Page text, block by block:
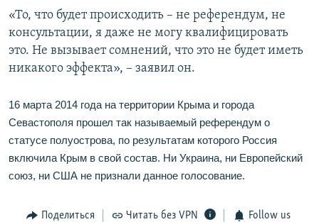
«То, что будет происходить – не референдум, не
консультации, я даже не могу квалифицировать
это. Не вызывает сомнений, что это не будет иметь
никакого эффекта», – заявил он.
16 марта 2014 года на территории Крыма и города
Севастополя прошел так называемый референдум о
статусе полуострова, по результатам которого Россия
включила Крым в свой состав. Ни Украина, ни Европейский
союз, ни США не признали данное голосование.
Поделиться Читать без VPN Follow us